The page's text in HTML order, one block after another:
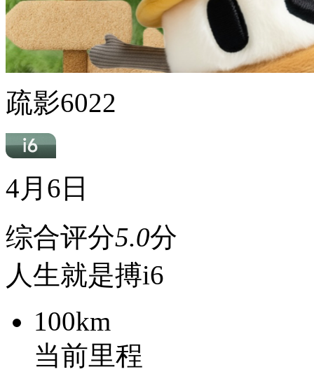
疏影6022
4月6日
综合评分5.0分
人生就是搏i6
100km
当前里程